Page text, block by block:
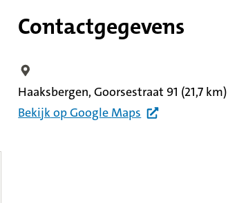
Contactgegevens
Locatiegegevens
Haaksbergen, Goorsestraat 91 (21,7 km)
Bekijkop Google Maps